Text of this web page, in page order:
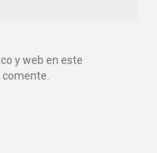
y web en este